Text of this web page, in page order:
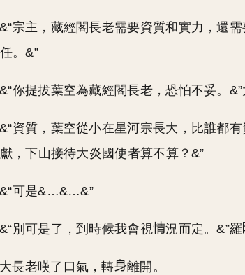
&“宗主，藏經閣長老需要資質和實力，還
。&”
&“你提拔葉空為藏經閣長老，恐怕不妥。&”
&“資質，葉空從小在星河宗長大，比誰都
，下山接待大炎國使者算不算？&”
&“可是&…&…&”
&“別可是了，到時候我會視 況而定。&”羅
大長老嘆了口氣，轉 離開。